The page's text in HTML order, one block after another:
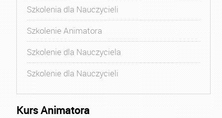
Szkolenia dla Nauczycieli
Szkolenie Animatora
Szkolenie dla Nauczyciela
Szkolenie dla Nauczycieli
Kurs Animatora